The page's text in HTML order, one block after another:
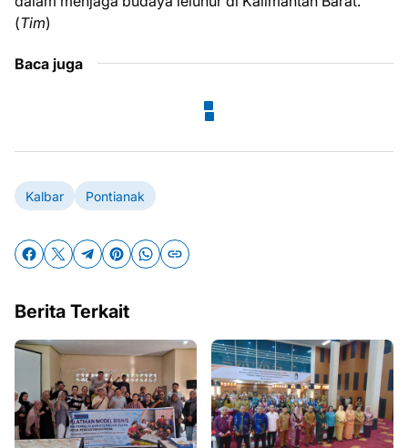
(Tim)
Baca juga
Kalbar Pontianak
Berita Terkait